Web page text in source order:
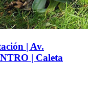
| Av.
| Caleta